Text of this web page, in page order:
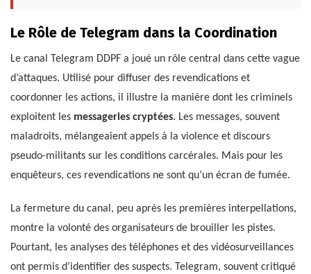
Le Rôle de Telegram dans la Coordination
Le canal Telegram DDPF a joué un rôle central dans cette vague
d’attaques. Utilisé pour diffuser des revendications et
coordonner les actions, il illustre la manière dont les criminels
exploitent les messageries cryptées. Les messages, souvent
maladroits, mélangeaient appels à la violence et discours
pseudo-militants sur les conditions carcérales. Mais pour les
enquêteurs, ces revendications ne sont qu’un écran de fumée.
La fermeture du canal, peu après les premières interpellations,
montre la volonté des organisateurs de brouiller les pistes.
Pourtant, les analyses des téléphones et des vidéosurveillances
ont permis d’identifier des suspects. Telegram, souvent critiqué